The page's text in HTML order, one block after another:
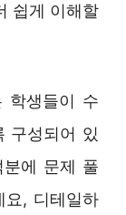
쉽게 이해할
학생들이 수
구성되어 있
에 문제 풀
요, 디테일하